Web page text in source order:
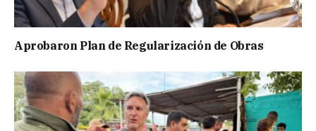
Aprobaron Plan de Regularización de Obras